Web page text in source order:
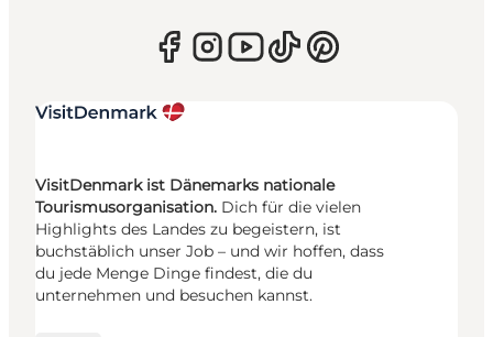
VisitDenmark ist Dänemarks nationale
Tourismusorganisation. Dich für die vielen
Highlights des Landes zu begeistern, ist
buchstäblich unser Job – und wir hoffen, dass
du jede Menge Dinge findest, die du
unternehmen und besuchen kannst.